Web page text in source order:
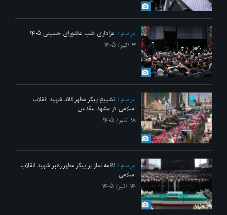
مراسم
عزاداری شب عاشورای حسینی ۱۴۰۵
۳ /تیر/ ۱۴۰۵
مراسم
تشییع پیکر مطهر قائد شهید انقلاب
اسلامی در مشهد مقدس
۱۸ /تیر/ ۱۴۰۵
مراسم
اقامه نماز بر پیکر مطهر رهبر شهید انقلاب
اسلامی
۱۴ /تیر/ ۱۴۰۵